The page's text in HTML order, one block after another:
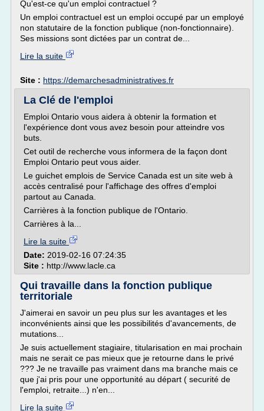
Qu'est-ce qu'un emploi contractuel ?
Un emploi contractuel est un emploi occupé par un employé
non statutaire de la fonction publique (non-fonctionnaire).
Ses missions sont dictées par un contrat de...
Lire la suite
Site : https://demarchesadministratives.fr
La Clé de l'emploi
Emploi Ontario vous aidera à obtenir la formation et
l'expérience dont vous avez besoin pour atteindre vos
buts.
Cet outil de recherche vous informera de la façon dont
Emploi Ontario peut vous aider.
Le guichet emplois de Service Canada est un site web à
accès centralisé pour l'affichage des offres d'emploi
partout au Canada.
Carrières à la fonction publique de l'Ontario.
Carrières à la...
Lire la suite
Date: 2019-02-16 07:24:35
Site : http://www.lacle.ca
Qui travaille dans la fonction publique
territoriale
J'aimerai en savoir un peu plus sur les avantages et les
inconvénients ainsi que les possibilités d'avancements, de
mutations...
Je suis actuellement stagiaire, titularisation en mai prochain
mais ne serait ce pas mieux que je retourne dans le privé
??? Je ne travaille pas vraiment dans ma branche mais ce
que j'ai pris pour une opportunité au départ ( securité de
l'emploi, retraite...) n'en...
Lire la suite